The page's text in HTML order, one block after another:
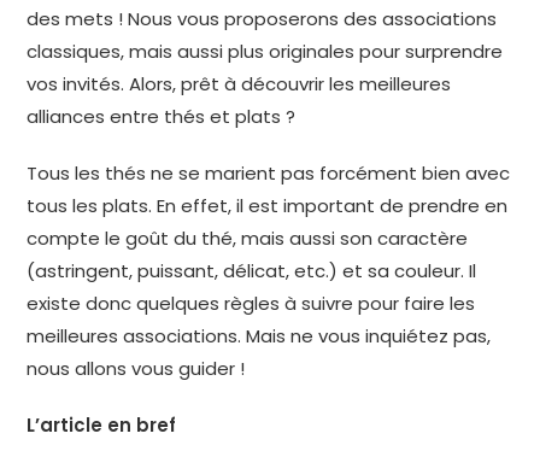
des mets ! Nous vous proposerons des associations
classiques, mais aussi plus originales pour surprendre
vos invités. Alors, prêt à découvrir les meilleures
alliances entre thés et plats ?
Tous les thés ne se marient pas forcément bien avec
tous les plats. En effet, il est important de prendre en
compte le goût du thé, mais aussi son caractère
(astringent, puissant, délicat, etc.) et sa couleur. Il
existe donc quelques règles à suivre pour faire les
meilleures associations. Mais ne vous inquiétez pas,
nous allons vous guider !
L’article en bref